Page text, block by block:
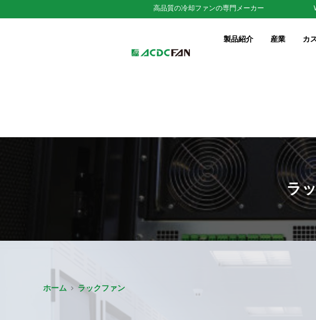
We've detected you might be speaking a different
高品質の冷却ファンの専門メーカー
製品紹介 産業 カ
ラ
ホーム ラックファン